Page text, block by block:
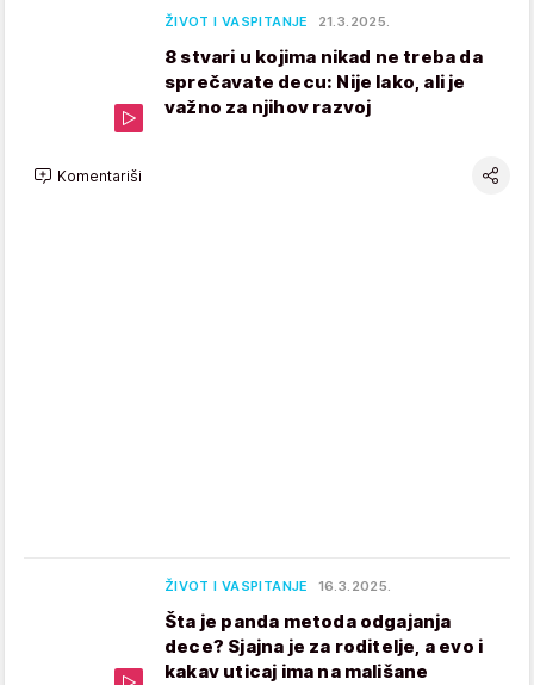
ŽIVOT I VASPITANJE 21.3.2025.
8 stvari u kojima nikad ne treba da
sprečavate decu: Nije lako, ali je
važno za njihov razvoj
Komentariši
ŽIVOT I VASPITANJE 16.3.2025.
Šta je panda metoda odgajanja
dece? Sjajna je za roditelje, a evo i
kakav uticaj ima na mališane